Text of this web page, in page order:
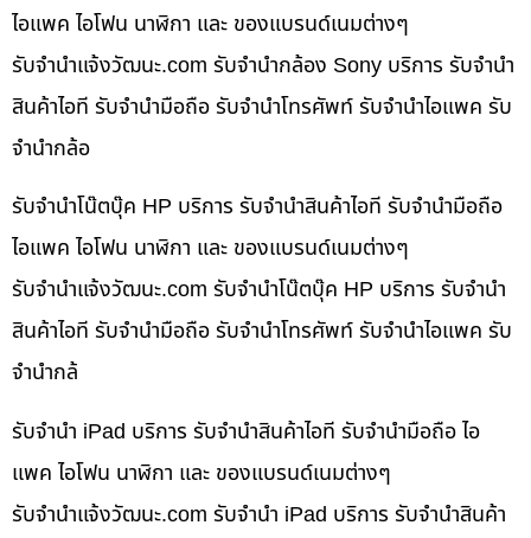
ไอแพค ไอโฟน นาฬิกา และ ของแบรนด์เนมต่างๆ
รับจํานําแจ้งวัฒนะ.com รับจำนำกล้อง Sony บริการ รับจำนำ
สินค้าไอที รับจำนำมือถือ รับจำนำโทรศัพท์ รับจำนำไอแพค รับ
จำนำกล้อ
รับจำนำโน๊ตบุ๊ค HP บริการ รับจำนำสินค้าไอที รับจำนำมือถือ
ไอแพค ไอโฟน นาฬิกา และ ของแบรนด์เนมต่างๆ
รับจํานําแจ้งวัฒนะ.com รับจำนำโน๊ตบุ๊ค HP บริการ รับจำนำ
สินค้าไอที รับจำนำมือถือ รับจำนำโทรศัพท์ รับจำนำไอแพค รับ
จำนำกล้
รับจำนำ iPad บริการ รับจำนำสินค้าไอที รับจำนำมือถือ ไอ
แพค ไอโฟน นาฬิกา และ ของแบรนด์เนมต่างๆ
รับจํานําแจ้งวัฒนะ.com รับจำนำ iPad บริการ รับจำนำสินค้า